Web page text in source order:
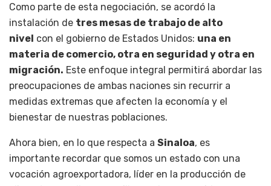
Como parte de esta negociación, se acordó la
instalación de tres mesas de trabajo de alto
nivel con el gobierno de Estados Unidos: una en
materia de comercio, otra en seguridad y otra en
migración. Este enfoque integral permitirá abordar las
preocupaciones de ambas naciones sin recurrir a
medidas extremas que afecten la economía y el
bienestar de nuestras poblaciones.
Ahora bien, en lo que respecta a Sinaloa, es
importante recordar que somos un estado con una
vocación agroexportadora, líder en la producción de